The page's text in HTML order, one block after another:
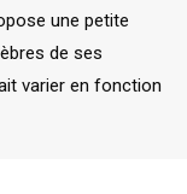
une petite
de ses
varier en fonction